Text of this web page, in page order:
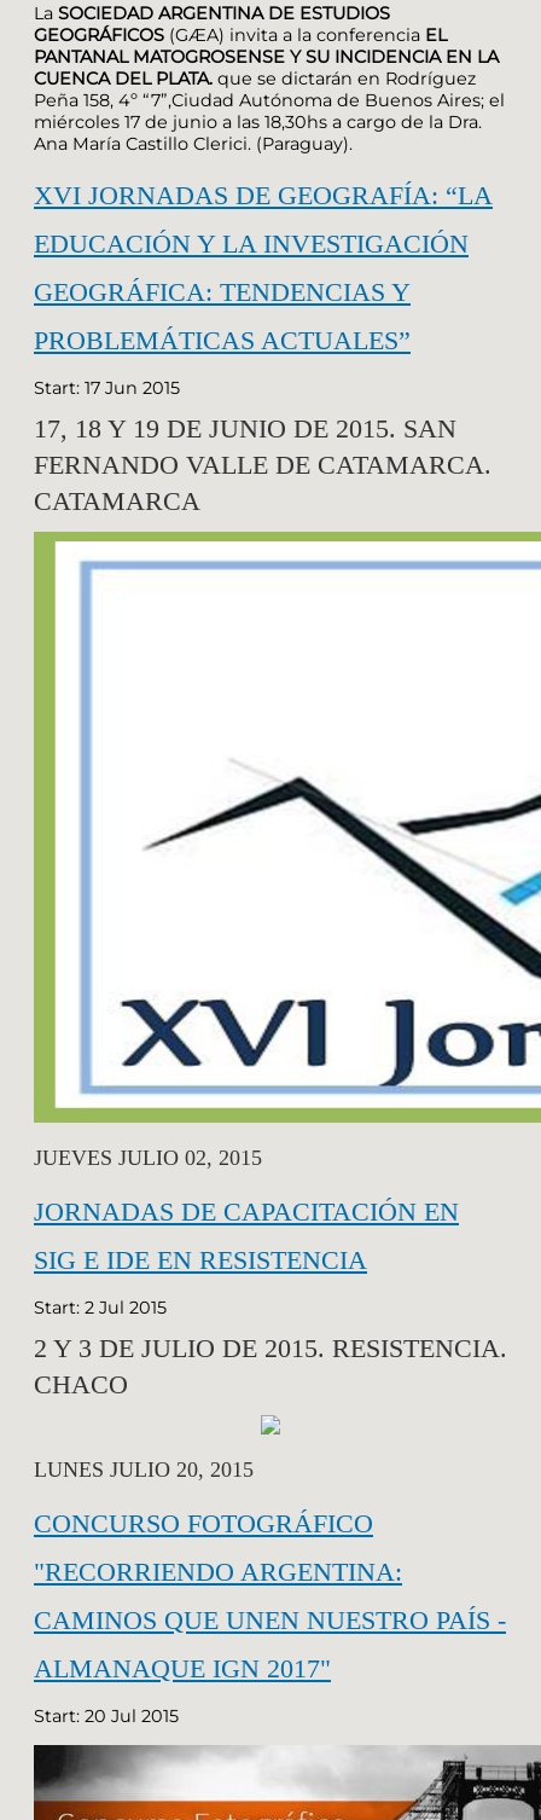
La SOCIEDAD ARGENTINA DE ESTUDIOS
GEOGRÁFICOS (GÆA) invita a la conferencia EL
PANTANAL MATOGROSENSE Y SU INCIDENCIA EN LA
CUENCA DEL PLATA. que se dictarán en Rodríguez
Peña 158, 4º “7”,Ciudad Autónoma de Buenos Aires; el
miércoles 17 de junio a las 18,30hs a cargo de la Dra.
Ana María Castillo Clerici. (Paraguay).
XVI JORNADAS DE GEOGRAFÍA: “LA
EDUCACIÓN Y LA INVESTIGACIÓN
GEOGRÁFICA: TENDENCIAS Y
PROBLEMÁTICAS ACTUALES”
Start: 17 Jun 2015
17, 18 Y 19 DE JUNIO DE 2015. SAN
FERNANDO VALLE DE CATAMARCA.
CATAMARCA
JUEVES JULIO 02, 2015
JORNADAS DE CAPACITACIÓN EN
SIG E IDE EN RESISTENCIA
Start: 2 Jul 2015
2 Y 3 DE JULIO DE 2015. RESISTENCIA.
CHACO
LUNES JULIO 20, 2015
CONCURSO FOTOGRÁFICO
"RECORRIENDO ARGENTINA:
CAMINOS QUE UNEN NUESTRO PAÍS -
ALMANAQUE IGN 2017"
Start: 20 Jul 2015